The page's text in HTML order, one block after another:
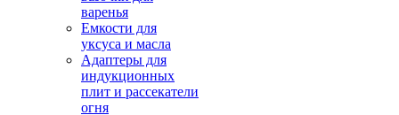
варенья
Емкости для
уксуса и масла
Адаптеры для
индукционных
плит и рассекатели
огня